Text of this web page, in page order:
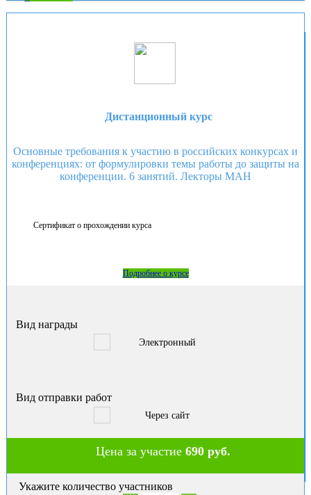
В корзину
Дистанционный курс
Основные требования к участию в российских конкурсах и
конференциях: от формулировки темы работы до защиты на
конференции. 6 занятий. Лекторы МАН
Сертификат о прохождении курса
Подробнее о курсе
Вид награды
Электронный
Вид отправки работ
Через сайт
Цена за участие690 руб.
Укажите количество участников